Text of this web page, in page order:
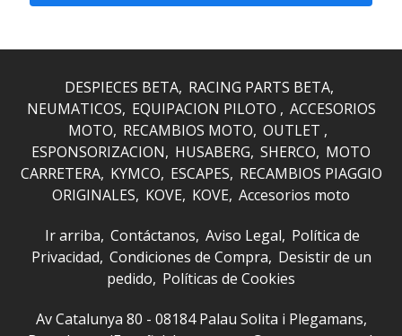
DESPIECES BETA RACING PARTS BETA
NEUMATICOS EQUIPACION PILOTO
ACCESORIOS
MOTO RECAMBIOS MOTO OUTLET
ESPONSORIZACION
HUSABERG SHERCO MOTO
CARRETERA KYMCO ESCAPES RECAMBIOS PIAGGIO
ORIGINALES KOVE KOVE Accesorios moto
Ir arriba Contáctanos Aviso Legal Política de
Privacidad Condiciones de Compra Desistir de un
pedido Políticas de Cookies
Av Catalunya 80 - 08184 Palau Solita i Plegamans,